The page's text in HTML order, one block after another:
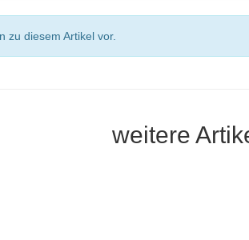
zu diesem Artikel vor.
weitere